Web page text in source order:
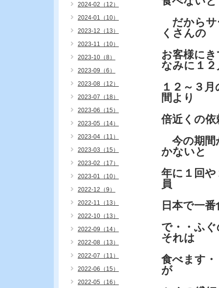
だからサ
くさんの
お客様に
なみに１
１２～３
間より
倍近くの
今の期間
かないと
年に１回
員
日本で一
で・・ふ
それは
食べます
が
2024-02（12）
2024-01（10）
2023-12（13）
2023-11（10）
2023-10（8）
2023-09（6）
2023-08（12）
2023-07（18）
2023-06（15）
2023-05（14）
2023-04（11）
2023-03（15）
2023-02（17）
2023-01（10）
2022-12（9）
2022-11（13）
2022-10（13）
2022-09（14）
2022-08（13）
2022-07（11）
2022-06（15）
2022-05（16）